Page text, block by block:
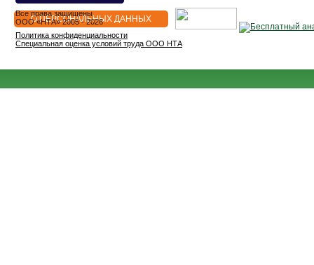
О ПЕРСОНАЛЬНЫХ ДАННЫХ
Все права защищены
OOO «НТА» 2005 - 2026
Политика конфиденциальности
Специальная оценка условий труда ООО НТА